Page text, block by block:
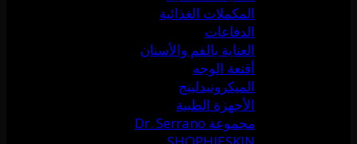
المكملات الغذائية
الدفاعات
العناية بالفم والأسنان
أقنعة الوجه
الميكرونيدلينج
الأجهزة الطبية
مجموعة Dr. Serrano